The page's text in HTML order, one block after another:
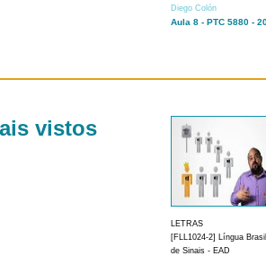
Diego Colón
Aula 8 - PTC 5880 -
vistos
LETRAS
[FLL1024-2] Língua
de Sinais - EAD